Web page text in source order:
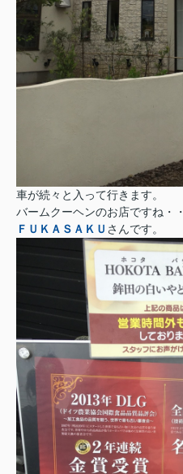
車が続々と入って行きます。
バームクーヘンのお店ですね・・
ＦＵＫＡＳＡＫＵ さんです。